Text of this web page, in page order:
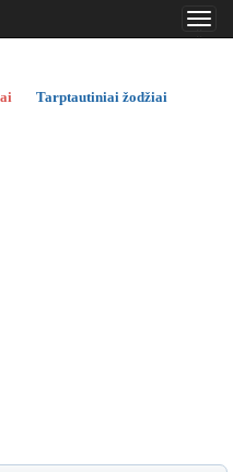
..
..
Tarptautiniai žodžiai